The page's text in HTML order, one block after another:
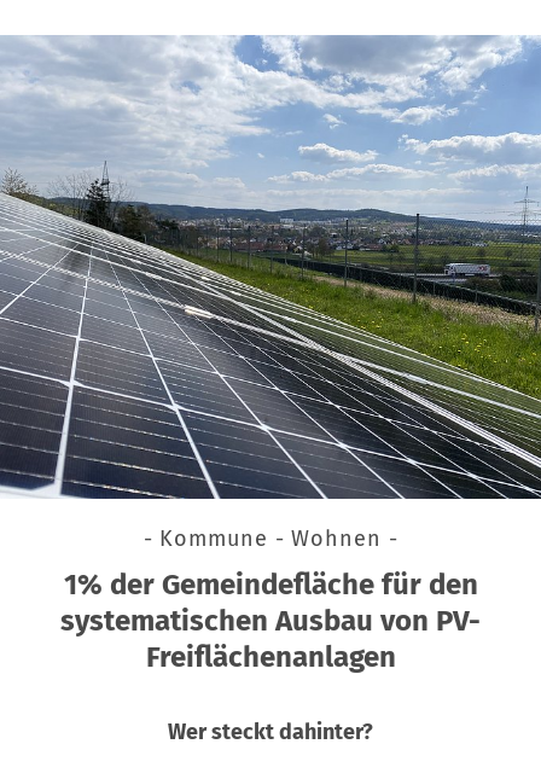
- Kommune - Wohnen -
1% der Gemeindefläche für den
systematischen Ausbau von PV-
Freiflächenanlagen
Wer steckt dahinter?